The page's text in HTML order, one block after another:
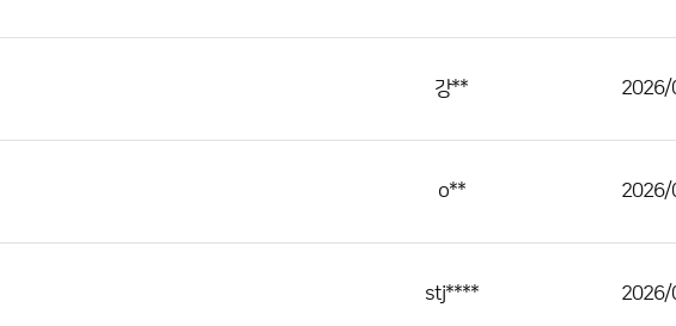
강** 2026/
o** 2026/
stj**** 2026/